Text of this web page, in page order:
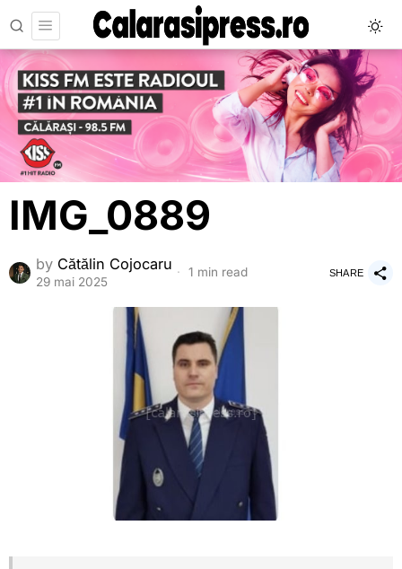
IMG_0889
by Cătălin Cojocaru
29 mai 2025
1 min read SHARE